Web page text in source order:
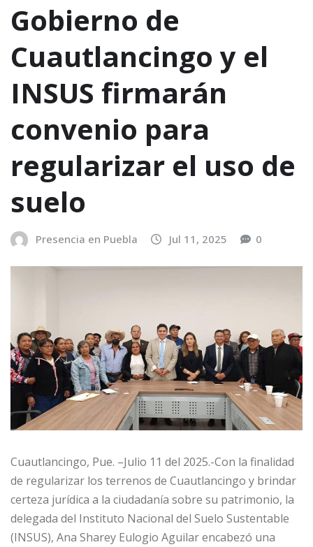
Gobierno de
Cuautlancingo y el
INSUS firmarán
convenio para
regularizar el uso de
suelo
Presencia en Puebla Jul 11, 2025 0
Cuautlancingo, Pue. –Julio 11 del 2025.-Con la finalidad
de regularizar los terrenos de Cuautlancingo y brindar
certeza jurídica a la ciudadanía sobre su patrimonio, la
delegada del Instituto Nacional del Suelo Sustentable
(INSUS), Ana Sharey Eulogio Aguilar encabezó una